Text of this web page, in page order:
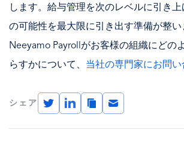
します。給与管理を次のレベルに引き
の可能性を最大限に引き出す準備が整い
Neeyamo Payrollがお客様の組織にどの
らすかについて、 当社の専門家にお問い
シェア
TwitterLinkedInCopy
Link
Email